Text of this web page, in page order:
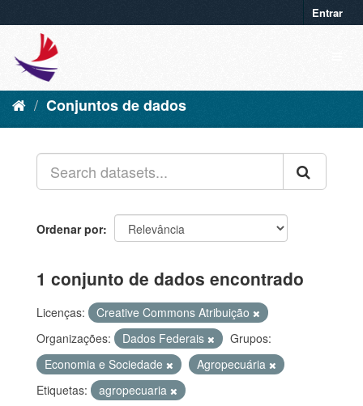
Entrar
Conjuntos de dados
Ordenar por
1 conjunto de dados encontrado
Licenças:
Creative Commons Atribuição
Organizações:
Dados Federais
Grupos:
Economia e Sociedade
Agropecuária
Etiquetas:
agropecuaria